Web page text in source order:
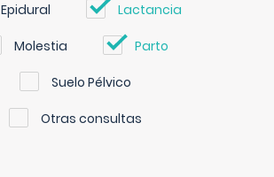
Epidural Lactancia
Molestia Parto
Suelo Pélvico
Otras consultas